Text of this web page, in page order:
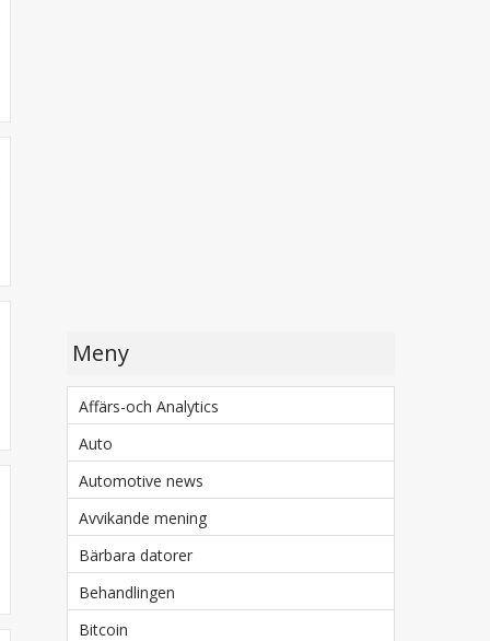
Meny
Affärs-och Analytics
Auto
Automotive news
Avvikande mening
Bärbara datorer
Behandlingen
Bitcoin